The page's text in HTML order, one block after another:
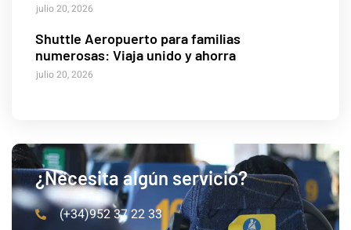
julio 20, 2026
Shuttle Aeropuerto para familias
numerosas: Viaja unido y ahorra
julio 20, 2026
¿Necesita algún servicio?
(+34)952 37 22 33